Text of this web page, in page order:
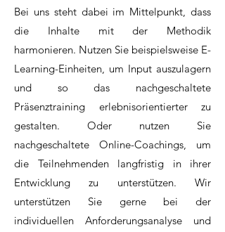
Bei uns steht dabei im Mittelpunkt, dass
die Inhalte mit der Methodik
harmonieren. Nutzen Sie beispielsweise E-
Learning-Einheiten, um Input auszulagern
und so das nachgeschaltete
Präsenztraining erlebnisorientierter zu
gestalten. Oder nutzen Sie
nachgeschaltete Online-Coachings, um
die Teilnehmenden langfristig in ihrer
Entwicklung zu unterstützen. Wir
unterstützen Sie gerne bei der
individuellen Anforderungsanalyse und